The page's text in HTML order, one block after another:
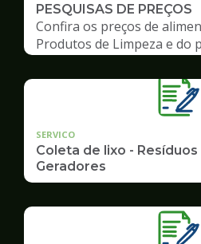
PESQUISAS DE PREÇOS
Confira os preços de
Produtos de Limpeza e do
SERVICO
Coleta de lixo -
Geradores